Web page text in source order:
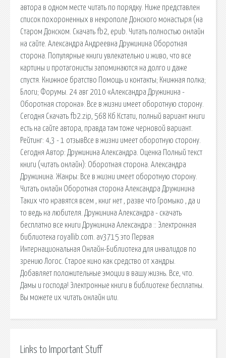
автора в одном месте читать по порядку. Ниже представлен
список похороненных в некрополе Донского монастыря (на
Старом Донском. Скачать fb2, epub. Читать полностью онлайн
на сайте. Александра Андреевна Дружинина Оборотная
сторона. Популярные книги увлекательно и живо, что все
картины и протагонисты запоминаются на долго и даже
спустя. Книжное братство Помощь и контакты; Книжная полка;
Блоги; Форумы. 24 авг 2010 «Александра Дружинина -
Оборотная сторона». Все в жизни имеет оборотную сторону.
Сегодня Скачать fb2.zip, 568 Кб Кстати, полный вариант книги
есть на сайте автора, правда там тоже черновой вариант.
Рейтинг: 4,3 - 1 отзывВсе в жизни имеет оборотную сторону.
Сегодня Автор: Дружинина Александра. Оценка Полный текст
книги (читать онлайн): Оборотная сторона. Александра
Дружинина. Жанры: Все в жизни имеет оборотную сторону.
Читать онлайн Оборотная сторона Александра Дружинина
Таких что нравятся всем , книг нет , разве что Громыко , да и
то ведь на любителя. Дружинина Александра - скачать
бесплатно все книги Дружинина Александра :: Электронная
библиотека royallib.com. av3715 это Первая
Интернациональная Онлайн-Библиотека для инвалидов по
зрению Логос. Старое кино как средство от хандры.
Добавляет положительные эмоции в вашу жизнь. Все, что.
Дамы и господа! Электронные книги в библиотеке бесплатны.
Вы можете их читать онлайн или.
Links to Important Stuff